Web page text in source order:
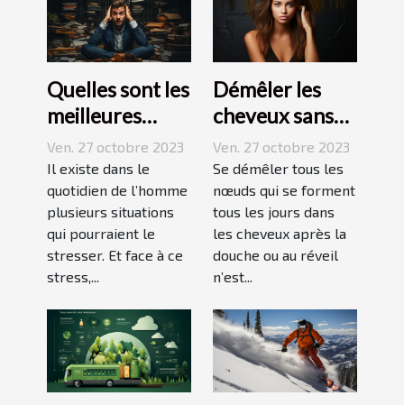
Quelles sont les
meilleures
techniques
pour vaincre le
stress ?
Ven. 27 octobre 2023
Il existe dans le
quotidien de l’homme
plusieurs situations
qui pourraient le
stresser. Et face à ce
stress,...
Démêler les
cheveux sans
difficulté et
sans douleur :
comment s’y
prendre ?
Ven. 27 octobre 2023
Se démêler tous les
nœuds qui se forment
tous les jours dans
les cheveux après la
douche ou au réveil
n’est...